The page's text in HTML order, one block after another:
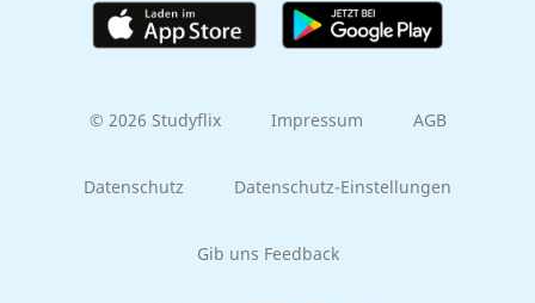
© 2026 Studyflix Impressum AGB
Datenschutz Datenschutz-Einstellungen
Gib uns Feedback